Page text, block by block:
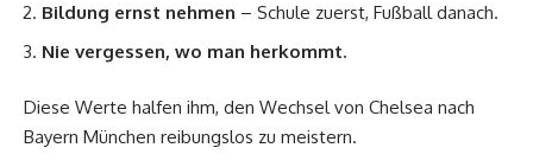
Bildung ernst nehmen – Schule zuerst, Fußball danach.
Nie vergessen, wo man herkommt.
Diese Werte halfen ihm, den Wechsel von Chelsea nach
Bayern München reibungslos zu meistern.